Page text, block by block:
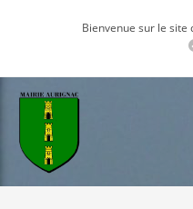
Bienvenue sur le